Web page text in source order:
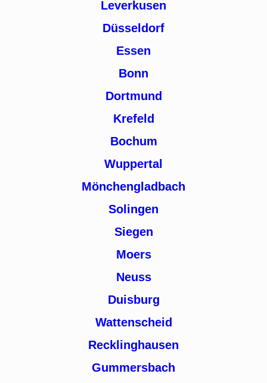
Leverkusen
Düsseldorf
Essen
Bonn
Dortmund
Krefeld
Bochum
Wuppertal
Mönchengladbach
Solingen
Siegen
Moers
Neuss
Duisburg
Wattenscheid
Recklinghausen
Gummersbach